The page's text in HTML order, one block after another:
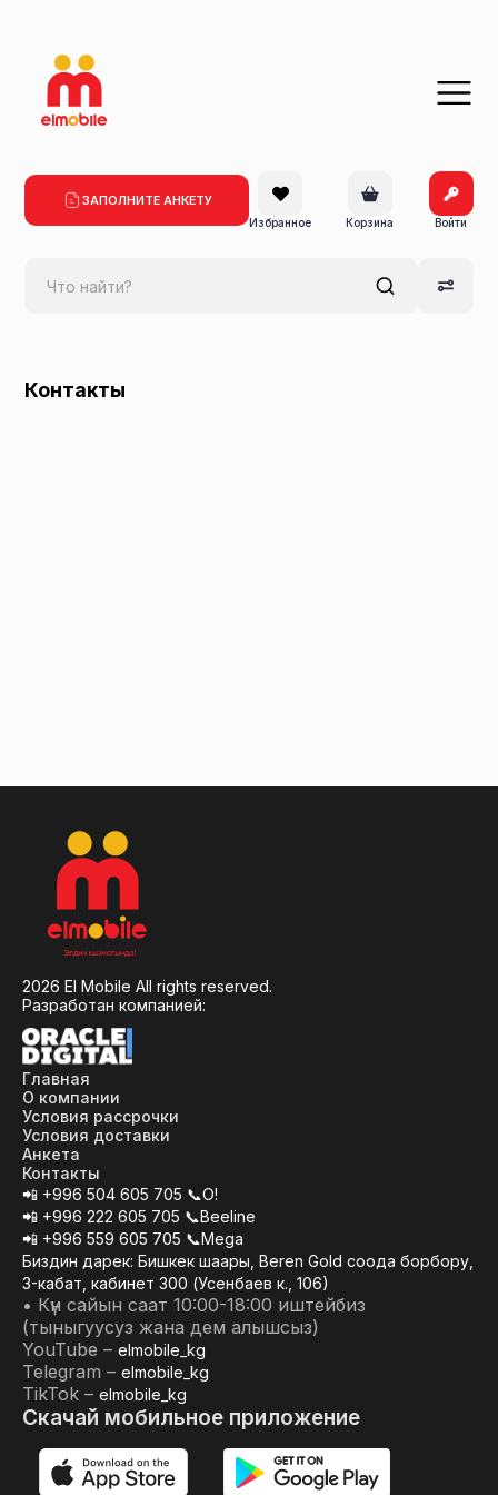
ЗАПОЛНИТЕ АНКЕТУ
Избранное Корзина Войти
Контакты
2026 El Mobile All rights reserved.
Разработан компанией:
Главная
O компании
Условия рассрочки
Условия доставки
Анкета
Контакты
📲 +996 504 605 705 📞О!
📲 +996 222 605 705 📞Beeline
📲 +996 559 605 705 📞Mega
Биздин дарек: Бишкек шаары, Beren Gold соода борбору,
3-кабат, кабинет 300 (Усенбаев к., 106)
• Күн сайын саат 10:00-18:00 иштейбиз
(тыныгуусуз жана дем алышсыз)
YouTube – elmobile_kg
Telegram – elmobile_kg
TikTok – elmobile_kg
Скачай мобильное приложение